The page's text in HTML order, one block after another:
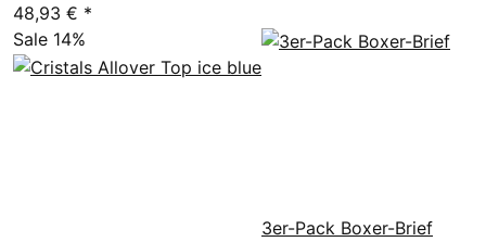
48,93 € *
Sale 14%
3er-Pack Boxer-Brief